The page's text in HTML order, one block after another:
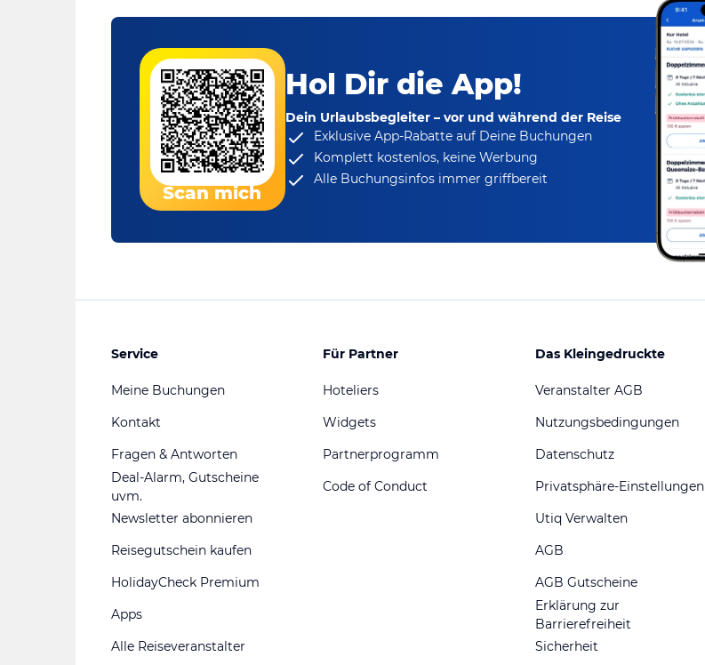
Scan mich
Hol Dir die App!
Dein Urlaubsbegleiter – vor und während der Reise
Exklusive App-Rabatteauf Deine Buchungen
Komplett kostenlos, keine Werbung
Alle Buchungsinfos immer griffbereit
Service
Meine Buchungen
Kontakt
Fragen & Antworten
Deal-Alarm, Gutscheine
uvm.
Newsletter abonnieren
Reisegutschein kaufen
HolidayCheck Premium
Apps
Alle Reiseveranstalter
Für Partner
Hoteliers
Widgets
Partnerprogramm
Code of Conduct
Das Kleingedruckte
Veranstalter AGB
Nutzungsbedingungen
Datenschutz
Privatsphäre-Einstellungen
Utiq Verwalten
AGB
AGB Gutscheine
Erklärung zur
Barrierefreiheit
Sicherheit